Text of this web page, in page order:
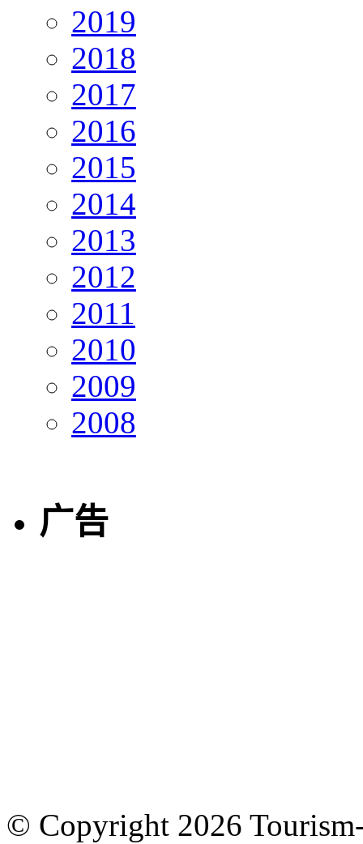
2019
2018
2017
2016
2015
2014
2013
2012
2011
2010
2009
2008
广告
© Copyright 2026